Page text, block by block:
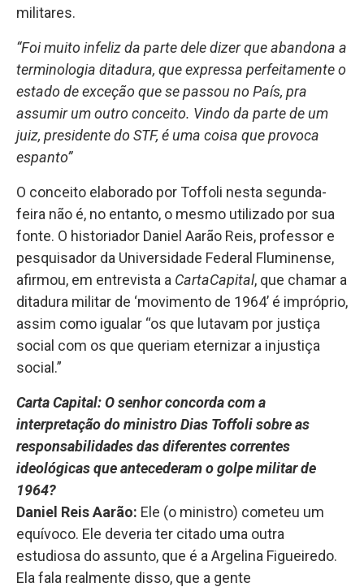
militares.
“Foi muito infeliz da parte dele dizer que abandona a
terminologia ditadura, que expressa perfeitamente o
estado de exceção que se passou no País, pra
assumir um outro conceito. Vindo da parte de um
juiz, presidente do STF, é uma coisa que provoca
espanto”
O conceito elaborado por Toffoli nesta segunda-
feira não é, no entanto, o mesmo utilizado por sua
fonte. O historiador Daniel Aarão Reis, professor e
pesquisador da Universidade Federal Fluminense,
afirmou, em entrevista a CartaCapital, que chamar a
ditadura militar de ‘movimento de 1964’ é impróprio,
assim como igualar “os que lutavam por justiça
social com os que queriam eternizar a injustiça
social.”
Carta Capital: O senhor concorda com a
interpretação do ministro Dias Toffolisobre as
responsabilidades das diferentes correntes
ideológicas que antecederam o golpe militar de
1964?
Daniel Reis Aarão: Ele (o ministro) cometeu um
equívoco. Ele deveria ter citado uma outra
estudiosa do assunto, que é a Argelina Figueiredo.
Ela fala realmente disso, que a gente